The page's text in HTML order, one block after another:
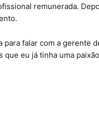
remunerada.
falar com a gerente
que eu já tinha uma